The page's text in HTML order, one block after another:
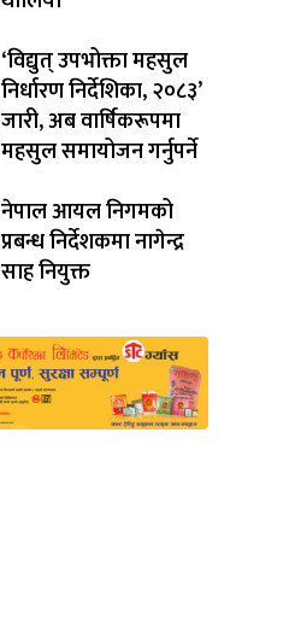
‘विद्युत् उपभोक्ता महसुल
निर्धारण निर्देशिका, २०८३’
जारी, अब वार्षिकरूपमा
महसुल समायोजन गर्नुपर्ने
नेपाल आयल निगमको
प्रबन्ध निर्देशकमा नागेन्द्र
साह नियुक्त